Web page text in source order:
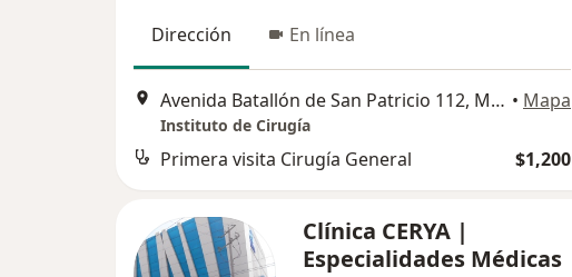
Dirección
En línea
Avenida Batallón de San Patricio 112, Monterrey • Mapa
Instituto de Cirugía
Primera visita Cirugía General $1,200
Clínica CERYA |
Especialidades Médicas